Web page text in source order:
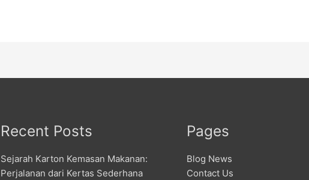
Recent Posts
Sejarah Karton Kemasan Makanan:
Perjalanan dari Kertas Sederhana
Pages
Blog News
Contact Us